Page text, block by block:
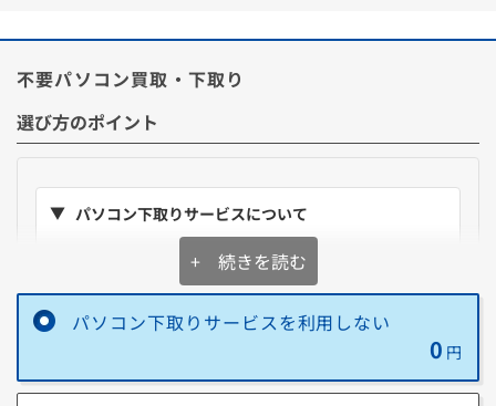
■ Microsoft Office Home and Business 2024とは？
作業する利用方法におすすめです。
利用期間に制限がないので費用の追加なく長く利用することができま
定です。)
*セットアップ時にインターネット環境が必要です。
**デジタルライセンス版(中小企業向け)は個人の方でも利用可能です。
不要パソコン買取・下取り
選び方のポイント
パソコン下取りサービスについて
購入価格から即値引き
購入後に同梱の下取りキットで不要PCを送るだけ。
手軽に処分
送料は当社負担。壊れていても、HDDやSSDが無い状
+ 続きを読む
パソコン下取りサービスを利用しない
0 円